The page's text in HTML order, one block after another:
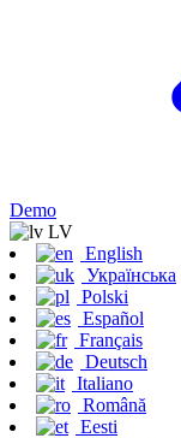
Demo
LV
English
Українська
Polski
Español
Français
Deutsch
Italiano
Română
Eesti